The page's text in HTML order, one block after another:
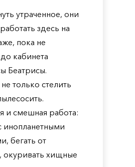
утраченное, они
здесь на
пока не
кабинета
Беатрисы.
только стелить
и смешная работа:
инопланетными
бегать от
окуривать хищные